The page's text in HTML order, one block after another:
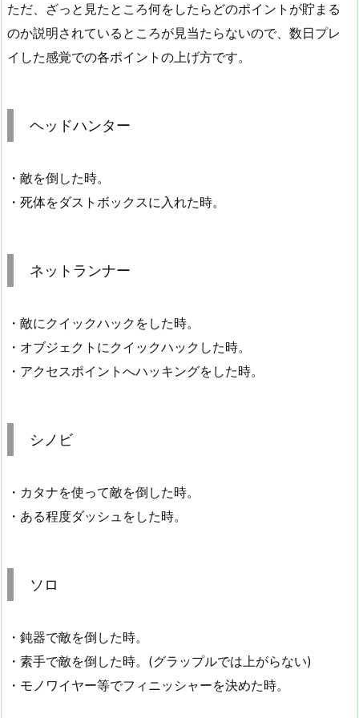
ただ、ざっと見たところ何をしたらどのポイントが貯まる
のか説明されているところが見当たらないので、数日プレ
イした感覚での各ポイントの上げ方です。
ヘッドハンター
・敵を倒した時。
・死体をダストボックスに入れた時。
ネットランナー
・敵にクイックハックをした時。
・オブジェクトにクイックハックした時。
・アクセスポイントへハッキングをした時。
シノビ
・カタナを使って敵を倒した時。
・ある程度ダッシュをした時。
ソロ
・鈍器で敵を倒した時。
・素手で敵を倒した時。(グラップルでは上がらない)
・モノワイヤー等でフィニッシャーを決めた時。